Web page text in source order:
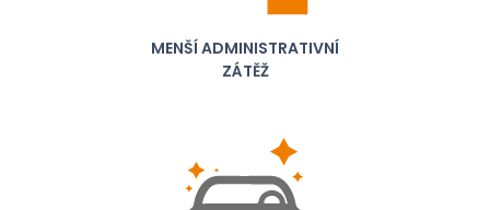
MENŠÍ ADMINISTRATIVNÍ
ZÁTĚŽ